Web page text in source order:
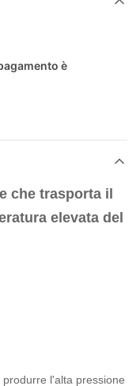
è
che trasporta il
elevata del
l'alta pressione